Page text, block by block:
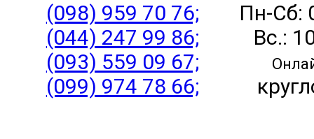
(098) 959 70 76;
(044) 247 99 86;
(093) 559 09 67;
(099) 974 78 66;
Пн-Сб:
Вс.: